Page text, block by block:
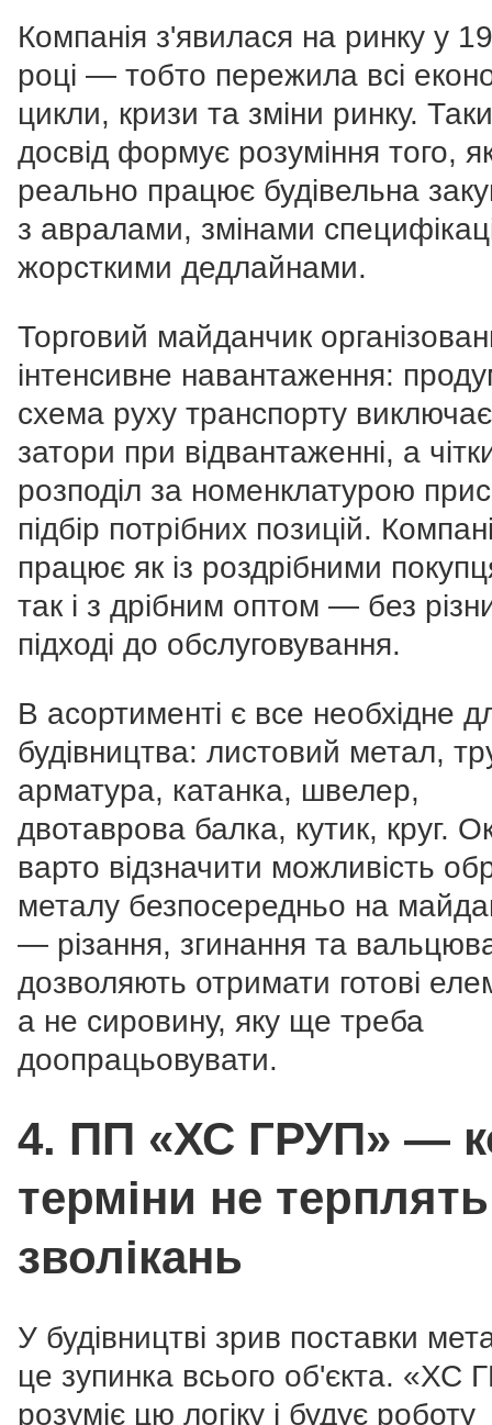
Компанія з'явилася на ринку у
році — тобто пережила всі
цикли, кризи та зміни ринку.
досвід формує розуміння того,
реально працює будівельна
з авралами, змінами
жорсткими дедлайнами.
Торговий майданчик
інтенсивне навантаження:
схема руху транспорту виключає
затори при відвантаженні, а
розподіл за номенклатурою
підбір потрібних позицій.
працює як із роздрібними
так і з дрібним оптом — без
підході до обслуговування.
В асортименті є все необхідне
будівництва: листовий метал,
арматура, катанка, швелер,
двотаврова балка, кутик, круг.
варто відзначити можливість
металу безпосередньо на
— різання, згинання та
дозволяють отримати готові
а не сировину, яку ще треба
доопрацьовувати.
4. ПП «ХС ГРУП» —
терміни не терплять
зволікань
У будівництві зрив поставки
це зупинка всього об'єкта. «ХС
розуміє цю логіку і будує роботу